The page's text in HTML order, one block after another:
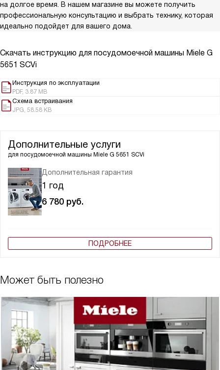
на долгое время. В нашем магазине вы можете получить
профессиональную консультацию и выбрать технику, которая
идеально подойдет для вашего дома.
Скачать инструкцию для посудомоечной машины Miele G
5651 SCVi
Инструкция по эксплуатации
PDF, 3.87 MB
Схема встраивания
JPG, 58.58 KB
Дополнительные услуги
для посудомоечной машины Miele G 5651 SCVi
Дополнительная гарантия
1 год
6 780 руб.
ПОДРОБНЕЕ
Может быть полезно